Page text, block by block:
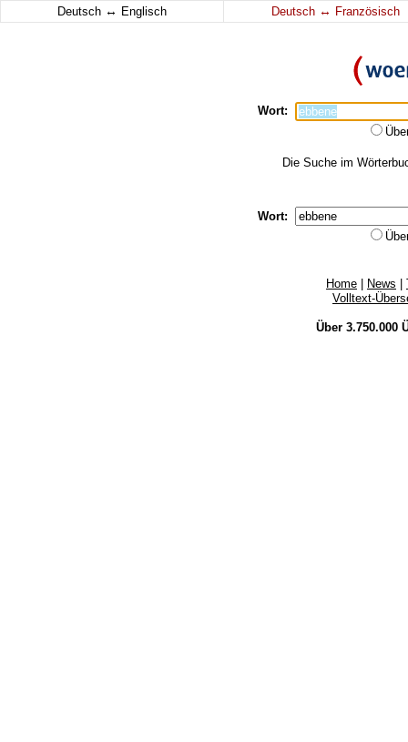
Deutsch ↔ Englisch Deutsch ↔ Französisch
Wort:
Die Suche im
Wort:
Home News
Volltext-
Über 3.750.000